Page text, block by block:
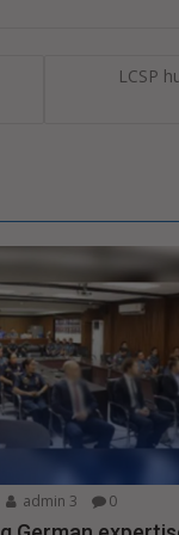
LCSP
admin 3 0